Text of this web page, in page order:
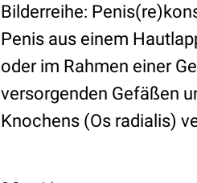
Bilderreihe:
Penis aus einem
oder im Rahmen einer
versorgenden Gefäßen
Knochens (Os radialis)